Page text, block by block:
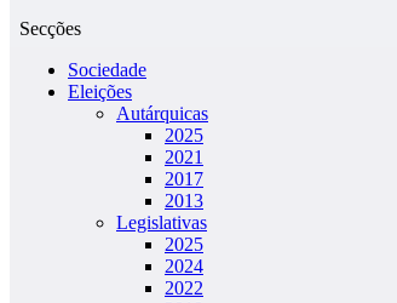
Secções
Sociedade
Eleições
Autárquicas
2025
2021
2017
2013
Legislativas
2025
2024
2022